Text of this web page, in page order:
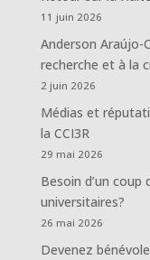
11 juin 2026
Anderson Araújo-
recherche et à la
2 juin 2026
Médias et
la CCI3R
29 mai 2026
Besoin d’un
universitaires?
26 mai 2026
Devenez